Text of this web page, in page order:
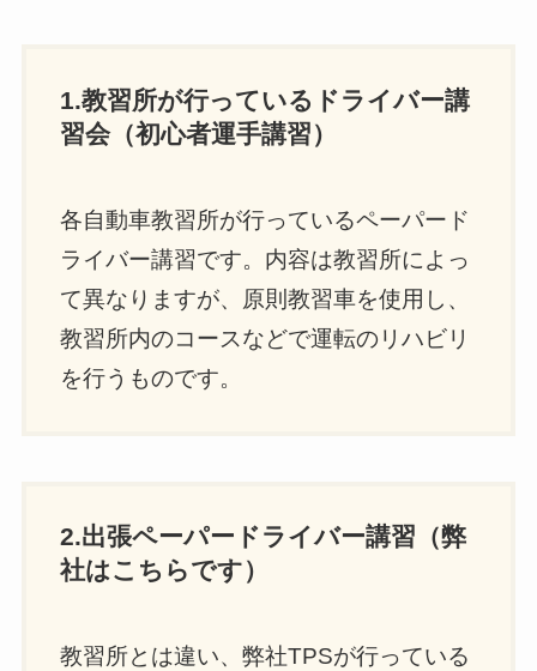
1.教習所が行っているドライバー講
習会（初心者運手講習）
各自動車教習所が行っているペーパード
ライバー講習です。内容は教習所によっ
て異なりますが、原則教習車を使用し、
教習所内のコースなどで運転のリハビリ
を行うものです。
2.出張ペーパードライバー講習（弊
社はこちらです）
教習所とは違い、弊社TPSが行っている